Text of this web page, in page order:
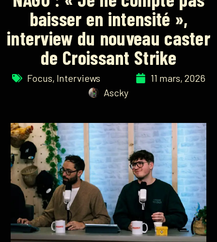
baisser en intensité »,
interview du nouveau caster
de Croissant Strike
Focus, Interviews
11 mars, 2026
Ascky